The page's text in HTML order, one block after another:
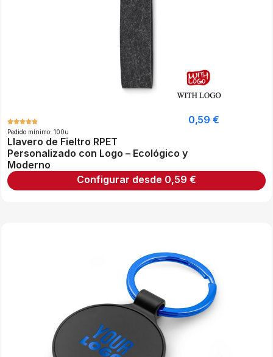
Pedido mínimo: 100u
Llavero de Fieltro RPET
Personalizado con Logo – Ecológico y
Moderno
0,59 €
Configurar desde 0,59 €